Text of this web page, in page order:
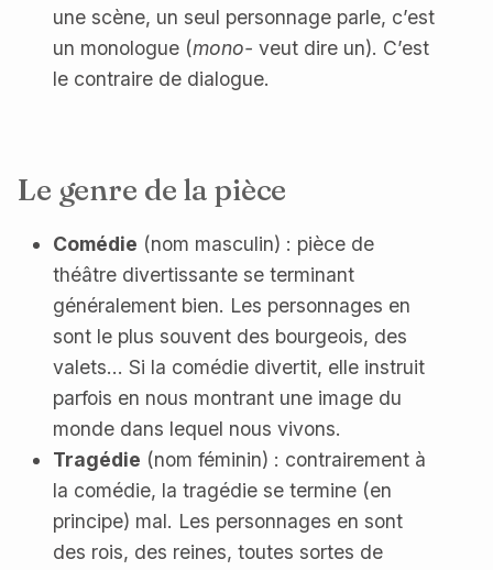
une scène, un seul personnage parle, c’est
un monologue (mono- veut dire un). C’est
le contraire de dialogue.
Le genre de la pièce
Comédie (nom masculin) : pièce de
théâtre divertissante se terminant
généralement bien. Les personnages en
sont le plus souvent des bourgeois, des
valets... Si la comédie divertit, elle instruit
parfois en nous montrant une image du
monde dans lequel nous vivons.
Tragédie (nom féminin) : contrairement à
la comédie, la tragédie se termine (en
principe) mal. Les personnages en sont
des rois, des reines, toutes sortes de